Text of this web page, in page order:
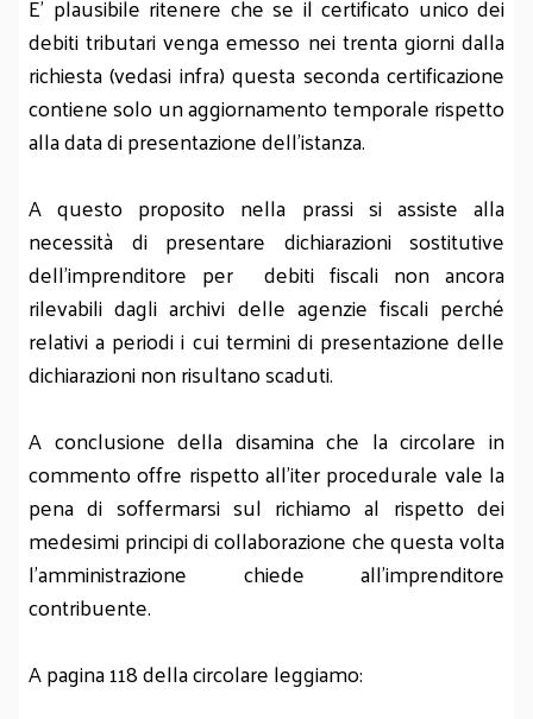
debiti tributari venga emesso nei trenta giorni dalla
richiesta (vedasi infra) questa seconda certificazione
contiene solo un aggiornamento temporale rispetto
alla data di presentazione dell’istanza.
A questo proposito nella prassi si assiste alla
necessità di presentare dichiarazioni sostitutive
dell’imprenditore per debiti fiscali non ancora
rilevabili dagli archivi delle agenzie fiscali perché
relativi a periodi i cui termini di presentazione delle
dichiarazioni non risultano scaduti.
A conclusione della disamina che la circolare in
commento offre rispetto all’iter procedurale vale la
pena di soffermarsi sul richiamo al rispetto dei
medesimi principi di collaborazione che questa volta
l’amministrazione chiede all’imprenditore
contribuente.
A pagina 118 della circolare leggiamo: